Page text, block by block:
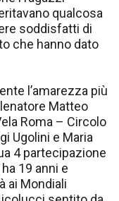
qualcosa
soddisfatti di
che hanno dato
l’amarezza più
Matteo
Roma – Circolo
Ugolini e Maria
4 partecipazione
19 anni e
ai Mondiali